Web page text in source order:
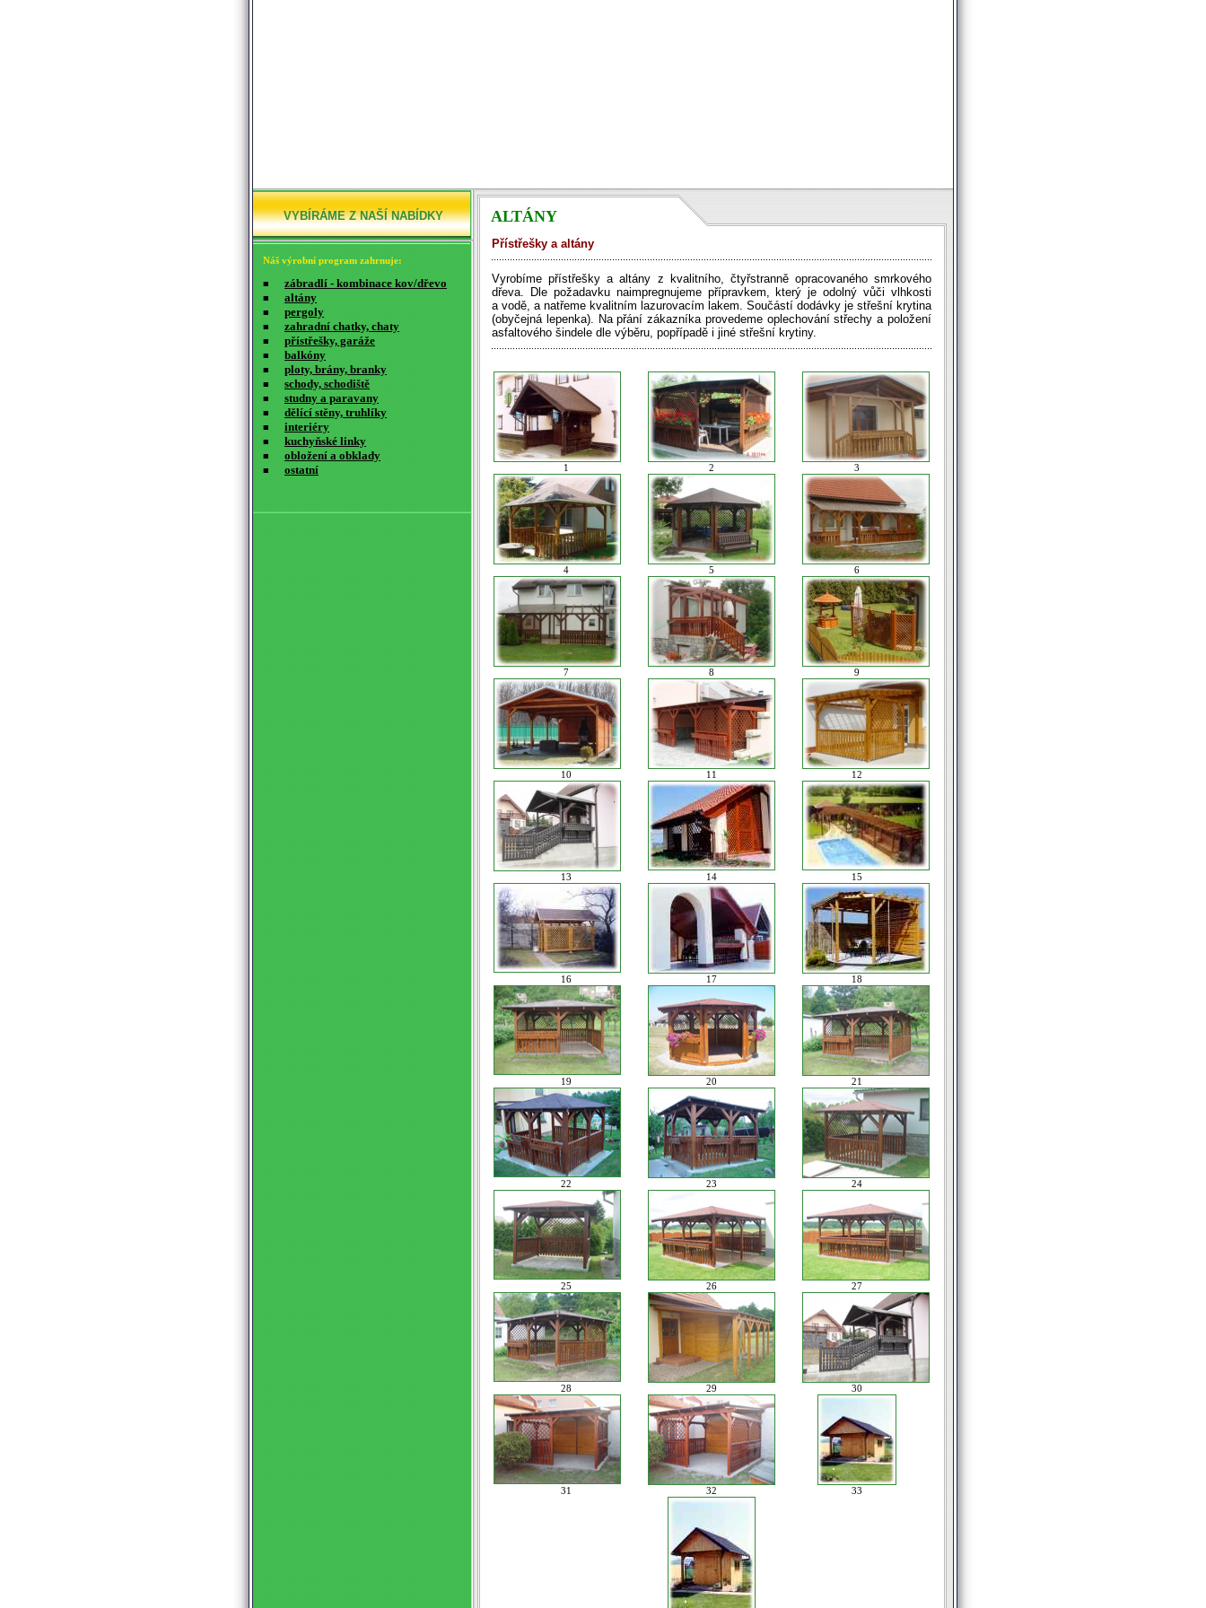
VYBÍRÁME Z NAŠÍ NABÍDKY
Náš výrobní program zahrnuje:
■ zábradlí - kombinace kov/dřevo
■ altány
■ pergoly
■ zahradní chatky, chaty
■ přístřešky, garáže
■ balkóny
■ ploty, brány, branky
■ schody, schodiště
■ studny a paravany
■ dělící stěny, truhlíky
■ interiéry
■ kuchyňské linky
■ obložení a obklady
■ ostatní
ALTÁNY
Přístřešky a altány
Vyrobíme přístřešky a altány z kvalitního, čtyřstranně opracovaného smrkového
dřeva. Dle požadavku naimpregnujeme přípravkem, který je odolný vůči vlhkosti
a vodě, a natřeme kvalitním lazurovacím lakem. Součástí dodávky je střešní krytina
(obyčejná lepenka). Na přání zákazníka provedeme oplechování střechy a položení
asfaltového šindele dle výběru, popřípadě i jiné střešní krytiny.
1 2 3
4 5 6
7 8 9
10 11 12
13 14 15
16 17 18
19 20 21
22 23 24
25 26 27
28 29 30
31 32 33